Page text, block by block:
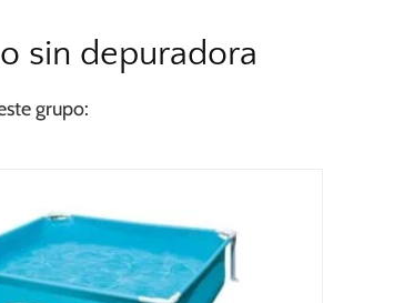
sin depuradora
grupo: